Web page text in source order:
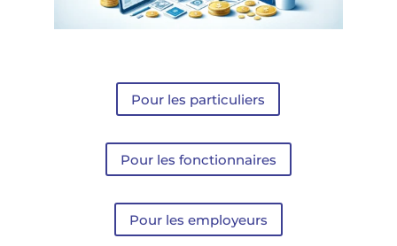
Pour les particuliers
Pour les fonctionnaires
Pour les employeurs